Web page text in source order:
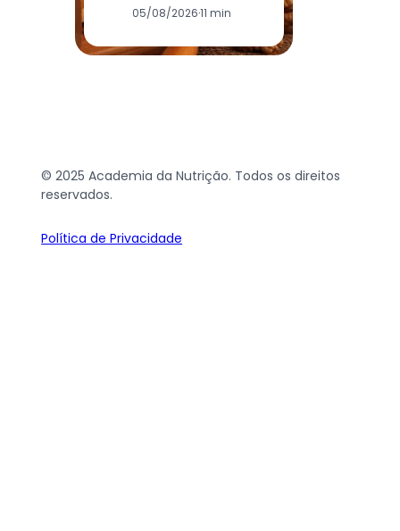
05/08/2026·11 min
© 2025 Academia da Nutrição. Todos os direitos
reservados.
Política de Privacidade